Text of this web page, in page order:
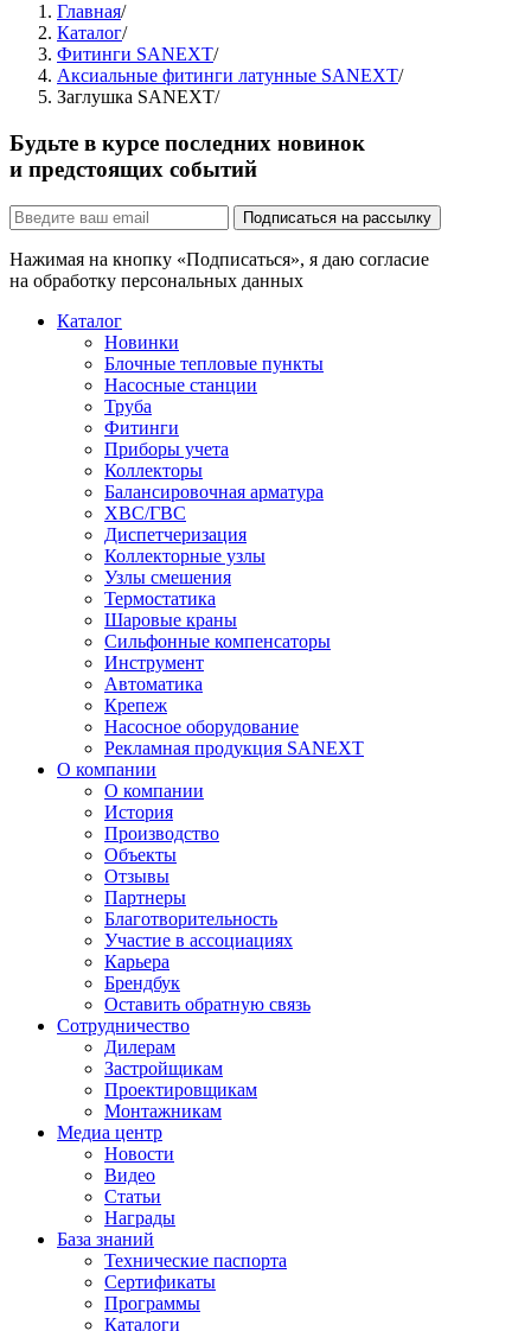
Главная/
Каталог/
Фитинги SANEXT/
Аксиальные фитинги латунные SANEXT/
Заглушка SANEXT/
Будьте в курсе последних новинок
и предстоящих событий
Подписаться на рассылку
Нажимая на кнопку «Подписаться», я даю согласие
на обработку персональных данных
Каталог
Новинки
Блочные тепловые пункты
Насосные станции
Труба
Фитинги
Приборы учета
Коллекторы
Балансировочная арматура
ХВС/ГВС
Диспетчеризация
Коллекторные узлы
Узлы смешения
Термостатика
Шаровые краны
Сильфонные компенсаторы
Инструмент
Автоматика
Крепеж
Насосное оборудование
Рекламная продукция SANEXT
О компании
О компании
История
Производство
Объекты
Отзывы
Партнеры
Благотворительность
Участие в ассоциациях
Карьера
Брендбук
Оставить обратную связь
Сотрудничество
Дилерам
Застройщикам
Проектировщикам
Монтажникам
Медиа центр
Новости
Видео
Статьи
Награды
База знаний
Технические паспорта
Сертификаты
Программы
Каталоги